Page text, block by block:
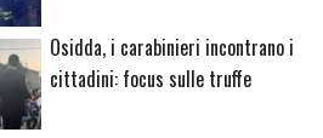
Osidda, i carabinieri incontrano i
cittadini: focus sulle truffe